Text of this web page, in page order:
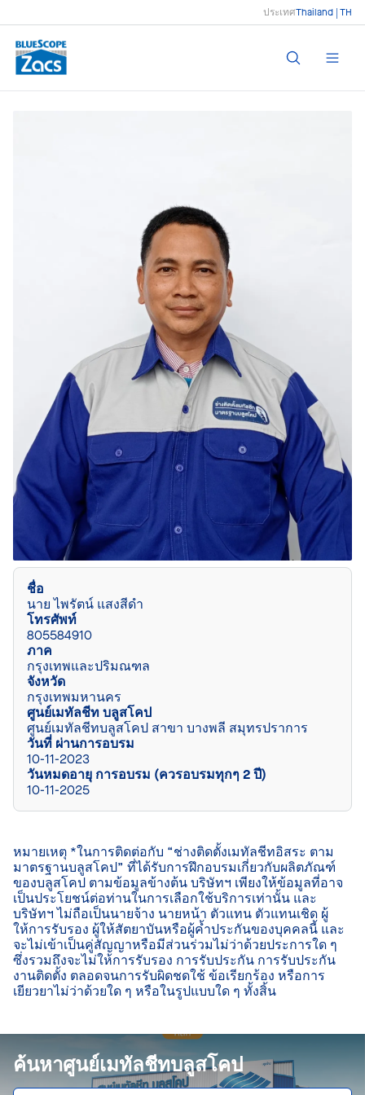
ประเทศThailand | TH
ชื่อ
นาย ไพรัตน์ แสงสีดำ
โทรศัพท์
805584910
ภาค
กรุงเทพและปริมณฑล
จังหวัด
กรุงเทพมหานคร
ศูนย์เมทัลชีท บลูสโคป
ศูนย์เมทัลชีทบลูสโคป สาขา บางพลี สมุทรปราการ
วันที่ ผ่านการอบรม
10-11-2023
วันหมดอายุ การอบรม (ควรอบรมทุกๆ 2 ปี)
10-11-2025
หมายเหตุ *ในการติดต่อกับ “ช่างติดตั้งเมทัลชีทอิสระ ตาม
มาตรฐานบลูสโคป” ที่ได้รับการฝึกอบรมเกี่ยวกับผลิตภัณฑ์
ของบลูสโคป ตามข้อมูลข้างต้น บริษัทฯ เพียงให้ข้อมูลที่อาจ
เป็นประโยชน์ต่อท่านในการเลือกใช้บริการเท่านั้น และ
บริษัทฯ ไม่ถือเป็นนายจ้าง นายหน้า ตัวแทน ตัวแทนเชิด ผู้
ให้การรับรอง ผู้ให้สัตยาบันหรือผู้ค้ำประกันของบุคคลนี้ และ
จะไม่เข้าเป็นคู่สัญญาหรือมีส่วนร่วมไม่ว่าด้วยประการใด ๆ
ซึ่งรวมถึงจะไม่ให้การรับรอง การรับประกัน การรับประกัน
งานติดตั้ง ตลอดจนการรับผิดชดใช้ ข้อเรียกร้อง หรือการ
เยียวยาไม่ว่าด้วยใด ๆ หรือในรูปแบบใด ๆ ทั้งสิ้น
ค้นหาศูนย์เมทัลชีทบลูสโคป